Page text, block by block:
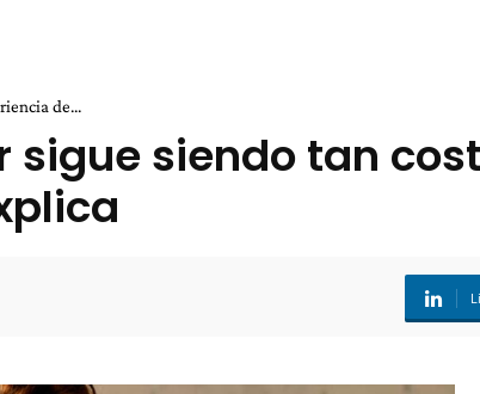
de...
sigue siendo tan